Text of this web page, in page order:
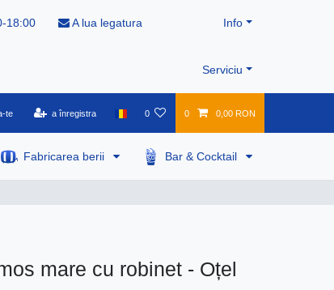
18:00 A lua legatura Info
Serviciu
te a înregistra 0 0 0,00 RON
Fabricarea berii Bar & Cocktail
mare cu robinet - Oțel